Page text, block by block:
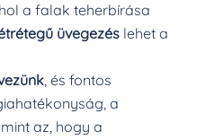
a falak teherbírása
üvegezés lehet a
, és fontos
a
az, hogy a